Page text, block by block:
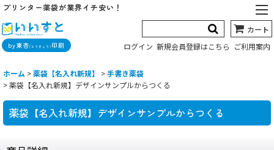
プリンター薬袋が業界イチ安い！
by東杏(とうきょう) 印刷
カート
ログイン 新規会員登録はこちら ご利用案内
ホーム >薬袋【名入れ新規】 >手書き薬袋
>薬袋【名入れ新規】デザインサンプルからつくる
薬袋【名入れ新規】デザインサンプルからつくる